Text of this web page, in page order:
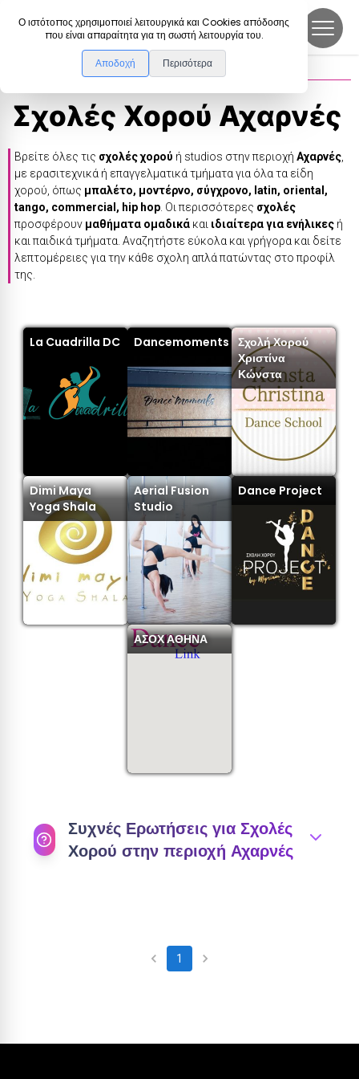
Ο ιστότοπος χρησιμοποιεί λειτουργικά και Cookies απόδοσης
που είναι απαραίτητα για τη σωστή λειτουργία του.
Αποδοχή Περισότερα
DanceLink
>
Σχολές Χορού Αχαρνές
Βρείτε όλες τις σχολές χορού ή studios στην περιοχή Αχαρνές,
με ερασιτεχνικά ή επαγγελματικά τμήματα για όλα τα είδη
χορού, όπως μπαλέτο, μοντέρνο, σύγχρονο, latin, oriental,
tango, commercial, hip hop. Οι περισσότερες σχολές
προσφέρουν μαθήματα ομαδικά και ιδιαίτερα για ενήλικες ή
και παιδικά τμήματα. Αναζητήστε εύκολα και γρήγορα και δείτε
λεπτομέρειες για την κάθε σχολη απλά πατώντας στο προφίλ
της.
La Cuadrilla DC Dancemoments Σχολή Χορού
Χριστίνα
Κώνστα
Dimi Maya
Yoga Shala
Aerial Fusion
Studio
Dance Project
ΑΣΟΧ ΑΘΗΝΑ
Συχνές Ερωτήσεις για Σχολές
Χορού στην περιοχή Αχαρνές
χορού στην περιοχή
Για να επιλέξετε την κατάλληλη σχολή χορού
1